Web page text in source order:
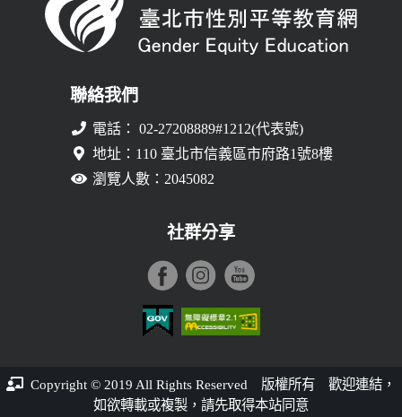
聯絡我們
電話： 02-27208889#1212(代表號)
地址：110 臺北市信義區市府路1號8樓
瀏覽人數：2045082
社群分享
臺北市性別平等教育網登入平台
Copyright © 2019 All Rights Reserved 版權所有 歡迎連結，
如欲轉載或複製，請先取得本站同意